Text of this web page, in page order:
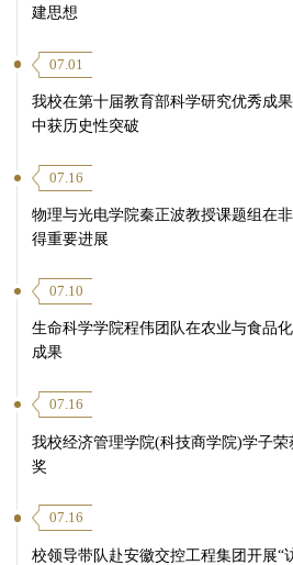
建思想
07.01
我校在第十届教育部科学研究优秀成
中获历史性突破
07.16
物理与光电学院秦正波教授课题组在
得重要进展
07.10
生命科学学院程伟团队在农业与食品
成果
07.16
我校经济管理学院(科技商学院)学子
奖
07.16
校领导带队赴安徽交控工程集团开展“